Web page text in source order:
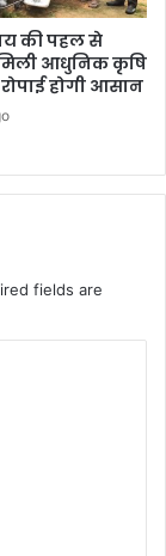
की पहल से
आधुनिक कृषि
होगी आसान
fields are